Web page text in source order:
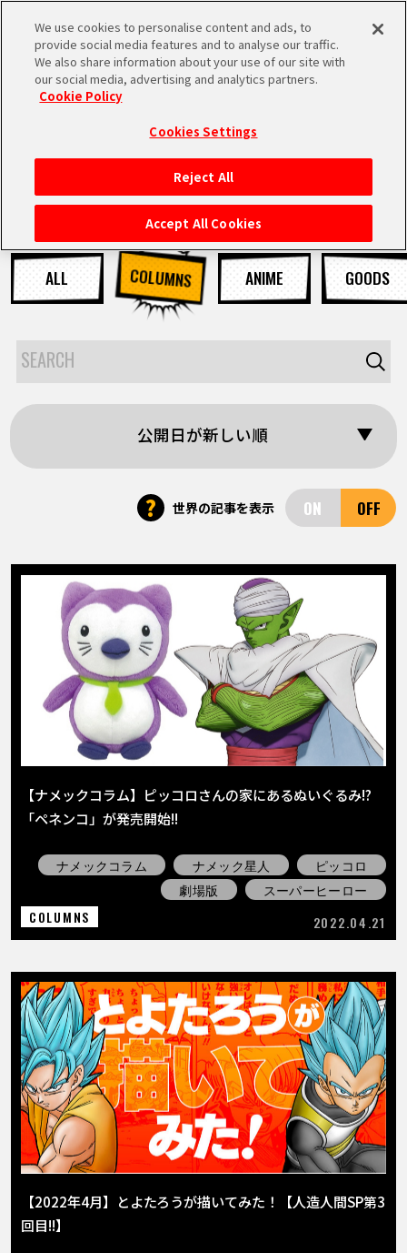
MEN
HOME
NEWS
RANKING
MOVIE
ABOUT
EN FR ES
NEWS
ALL COLUMNS ANIME GOODS
公開日が新しい順
? 世界の記事を表示
【ナメックコラム】ピッコロさんの家にあるぬいぐるみ!?
「ペネンコ」が発売開始!!
ナメックコラム ナメック星人
ピッコロ
劇場版
スーパーヒーロー
COLUMNS
2022.04.21
【2022年4月】とよたろうが描いてみた！【人造人間SP第3
回目!!】
We use cookies to personalise content and ads, to
provide social media features and to analyse our traffic.
We also share information about your use of our site with
our social media, advertising and analytics partners.
Cookie Policy
Cookies Settings
Reject All
Accept All Cookies